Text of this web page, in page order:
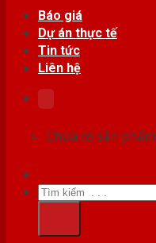
Báo giá
Dự án thực tế
Tin tức
Liên hệ
Chưa có sản
Tìm
kiếm: